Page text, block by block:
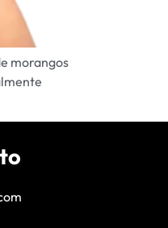
morangos